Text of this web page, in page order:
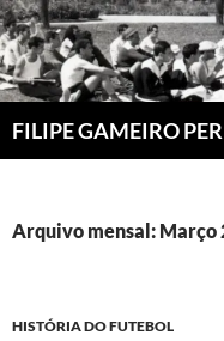
Saltar
para
o
conteúdo
FILIPE GAMEIRO
Arquivo mensal: Março
HISTÓRIA DO FUTEBOL